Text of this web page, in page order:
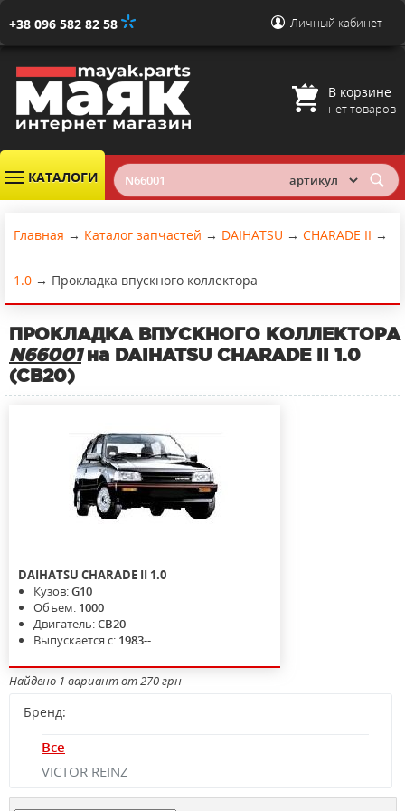
+38 096 582 82 58 Личный кабинет
В корзине
нет товаров
КАТАЛОГИ
Главная → Каталог запчастей → DAIHATSU → CHARADE II →
1.0 → Прокладка впускного коллектора
ПРОКЛАДКА ВПУСКНОГО КОЛЛЕКТОРА
N66001на DAIHATSU CHARADE II 1.0
(CB20)
DAIHATSU CHARADE II 1.0
Кузов:G10
Объем: 1000
Двигатель:CB20
Выпускается с: 1983--
Найдено 1 вариант от 270 грн
Бренд:
Все
VICTOR REINZ